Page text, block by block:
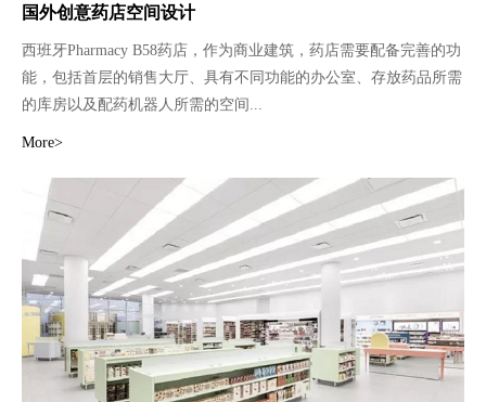
国外创意药店空间设计
西班牙Pharmacy B58药店，作为商业建筑，药店需要配备完善的功
能，包括首层的销售大厅、具有不同功能的办公室、存放药品所需
的库房以及配药机器人所需的空间...
More>